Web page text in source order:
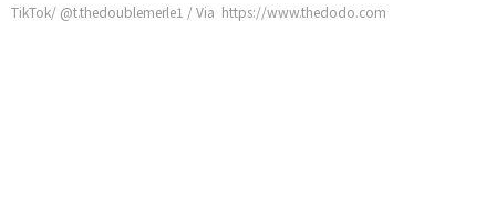
TikTok/ @t.thedoublemerle1 / Via https://www.thedodo.com